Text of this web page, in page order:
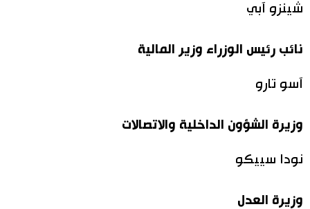
شينزو آبي
نائب رئيس الوزراء وزير المالية
آسو تارو
وزيرة الشؤون الداخلية والاتصالات
نودا سييكو
وزيرة العدل